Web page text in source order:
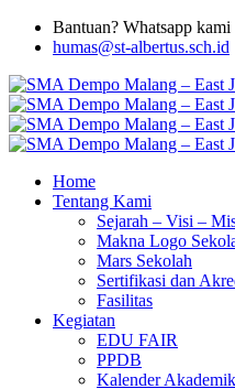
Bantuan? Whatsapp kami
humas@st-albertus.sch.id
Home
Tentang Kami
Sejarah – Visi –
Makna Logo
Mars Sekolah
Sertifikasi dan
Fasilitas
Kegiatan
EDU FAIR
PPDB
Kalender Akademik